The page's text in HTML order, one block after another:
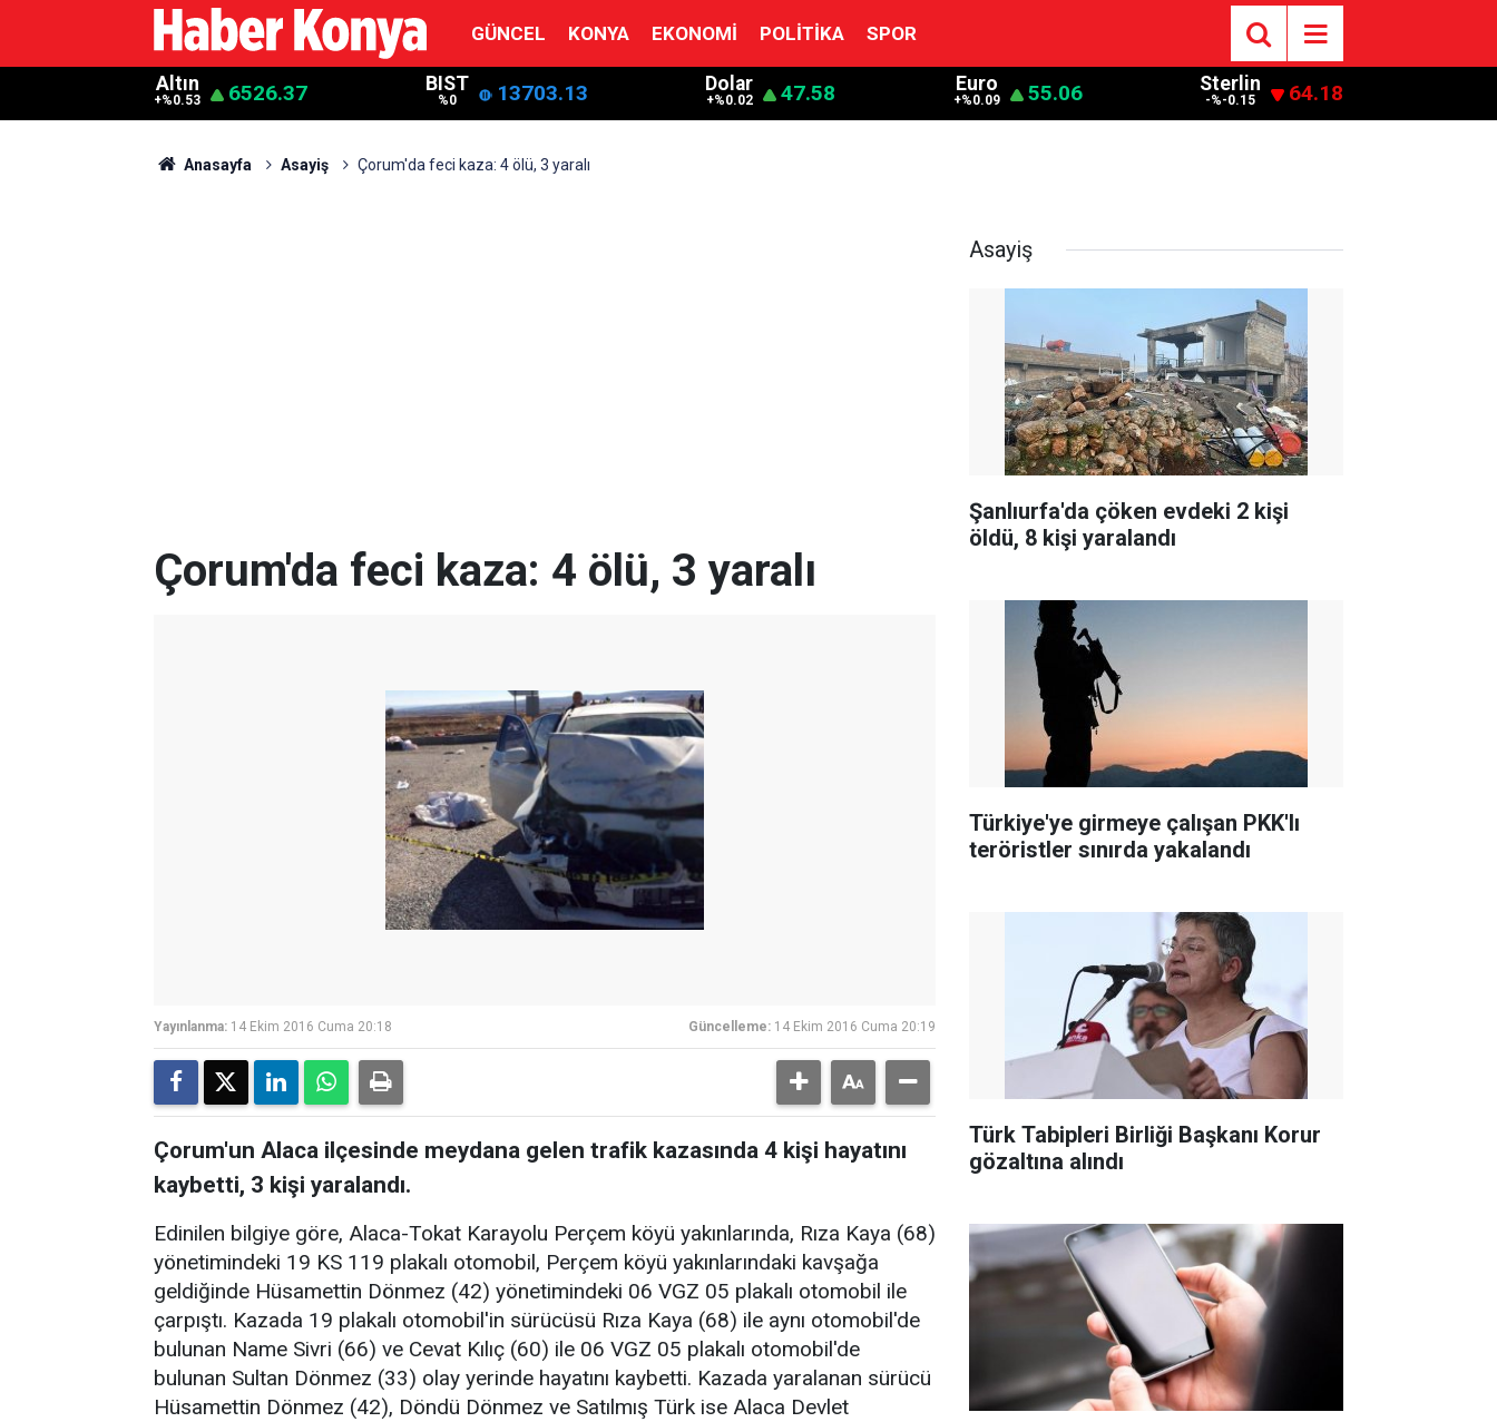
GÜNCEL KONYA EKONOMI POLITIKA SPOR
Altın
+%0.53 6526.37 BIST
%0 13703.13 Dolar
+%0.02 47.58 Euro
+%0.09 55.06 Sterlin
-%-0.15 64.18
Anasayfa Asayiş Çorum'da feci kaza: 4 ölü, 3 yaralı
Çorum'da feci kaza: 4 ölü, 3 yaralı
Yayınlanma: 14 Ekim 2016 Cuma 20:18 Güncelleme: 14 Ekim 2016 Cuma 20:19
Çorum'un Alaca ilçesinde meydana gelen trafik kazasında 4 kişi hayatını
kaybetti, 3 kişi yaralandı.
Edinilen bilgiye göre, Alaca-Tokat Karayolu Perçem köyü yakınlarında, Rıza Kaya (68)
yönetimindeki 19 KS 119 plakalı otomobil, Perçem köyü yakınlarındaki kavşağa
geldiğinde Hüsamettin Dönmez (42) yönetimindeki 06 VGZ 05 plakalı otomobil ile
çarpıştı. Kazada 19 plakalı otomobil'in sürücüsü Rıza Kaya (68) ile aynı otomobil'de
bulunan Name Sivri (66) ve Cevat Kılıç (60) ile 06 VGZ 05 plakalı otomobil'de
bulunan Sultan Dönmez (33) olay yerinde hayatını kaybetti. Kazada yaralanan sürücü
Hüsamettin Dönmez (42), Döndü Dönmez ve Satılmış Türk ise Alaca Devlet
Asayiş
Şanlıurfa'da çöken evdeki 2 kişi
öldü, 8 kişi yaralandı
Türkiye'ye girmeye çalışan PKK'lı
teröristler sınırda yakalandı
Türk Tabipleri Birliği Başkanı Korur
gözaltına alındı